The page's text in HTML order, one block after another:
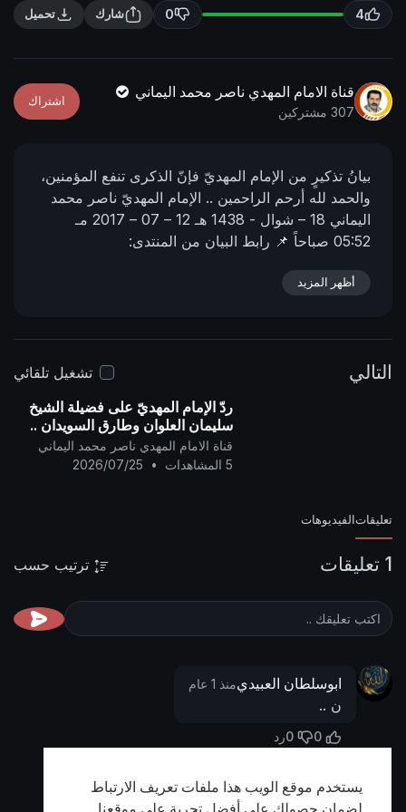
يستخدم موقع الويب هذا ملفات تعريف الارتباط
s
f
l
s
4
0 شارك تحميل
قناة الامام المهدي ناصر محمد اليماني
307 مشتركين
اشتراك
بيانُ تذكيرٍ من الإمام المهديّ فإنّ الذكرى تنفع المؤمنين،
والحمد لله أرحم الراحمين .. الإمام المهديّ ناصر محمد
اليماني 18 – شوال - 1438 هـ
12 – 07 – 2017 مـ
05:52 صباحاً
📌 رابط البيان من المنتدى:
p=26434
أظهر المزيد
التالي
تشغيل تلقائي
ردّ الإمام المهديّ على فضيلة الشيخ
سليمان العلوان وطارق السويدان ..
قناة الامام المهدي ناصر محمد اليماني
5 المشاهدات
•
2026/07/25
تعليقات الفيديوهات
1 تعليقات ترتيب حسب
ابوسلطان العبيديمنذ 1 عام
ن ..
0
0رد
أظهر المزيد